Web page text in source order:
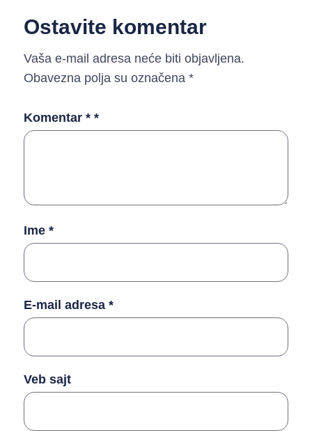
Ostavite komentar
Vaša e-mail adresa neće biti objavljena.
Obavezna polja su označena *
Komentar * *
Ime *
E-mail adresa *
Veb sajt